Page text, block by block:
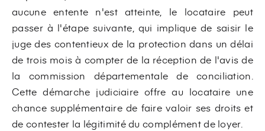
aucune entente n'est atteinte, le locataire peut
passer à l'étape suivante, qui implique de saisir le
juge des contentieux de la protection dans un délai
de trois mois à compter de la réception de l'avis de
la commission départementale de conciliation.
Cette démarche judiciaire offre au locataire une
chance supplémentaire de faire valoir ses droits et
de contester la légitimité du complément de loyer.